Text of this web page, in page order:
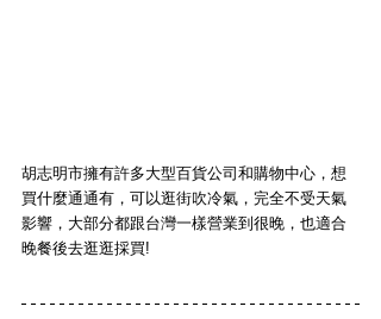
胡志明市擁有許多大型百貨公司和購物中心，想
買什麼通通有，可以逛街吹冷氣，完全不受天氣
影響，大部分都跟台灣一樣營業到很晚，也適合
晚餐後去逛逛採買!